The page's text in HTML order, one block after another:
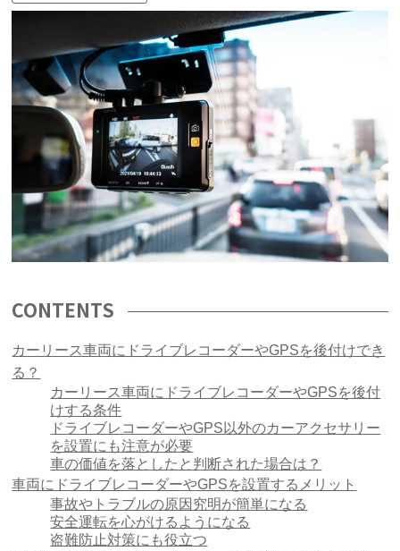
CONTENTS
カーリース車両にドライブレコーダーやGPSを後付けでき
る？
カーリース車両にドライブレコーダーやGPSを後付
けする条件
ドライブレコーダーやGPS以外のカーアクセサリー
を設置にも注意が必要
車の価値を落としたと判断された場合は？
車両にドライブレコーダーやGPSを設置するメリット
事故やトラブルの原因究明が簡単になる
安全運転を心がけるようになる
盗難防止対策にも役立つ